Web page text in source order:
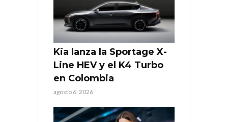
Kia lanza la Sportage X-
Line HEV y el K4 Turbo
en Colombia
agosto 6, 2026